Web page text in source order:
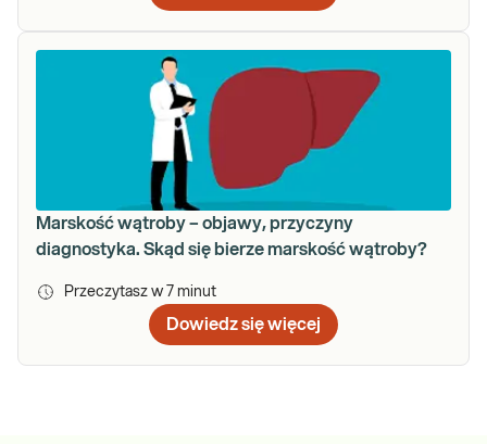
Marskość wątroby – objawy, przyczyny
diagnostyka. Skąd się bierze marskość wątroby?
Przeczytasz w 7 minut
Dowiedz się więcej